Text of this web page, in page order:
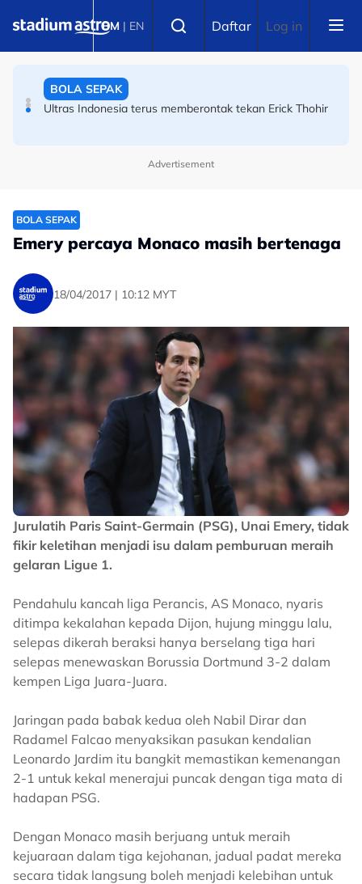
BM | EN Daftar Log in
Ultras Indonesia terus memberontak tekan Erick Thohir
BOLA SEPAK
Piala Hyundai ASEAN: Sejarah tercipta! Indonesia 30
Advertisement
BOLA SEPAK
Emery percaya Monaco masih bertenaga
18/04/2017 | 10:12 MYT
Jurulatih Paris Saint-Germain (PSG), Unai Emery, tidak
fikir keletihan menjadi isu dalam pemburuan meraih
gelaran Ligue 1.
Pendahulu kancah liga Perancis, AS Monaco, nyaris
ditimpa kekalahan kepada Dijon, hujung minggu lalu,
selepas dikerah beraksi hanya berselang tiga hari
selepas menewaskan Borussia Dortmund 3-2 dalam
kempen Liga Juara-Juara.
Jaringan pada babak kedua oleh Nabil Dirar dan
Radamel Falcao menyaksikan pasukan kendalian
Leonardo Jardim itu bangkit memastikan kemenangan
2-1 untuk kekal menerajui puncak dengan tiga mata di
hadapan PSG.
Dengan Monaco masih berjuang untuk meraih
kejuaraan dalam tiga kejohanan, jadual padat mereka
secara tidak langsung boleh menjadi kelebihan untuk